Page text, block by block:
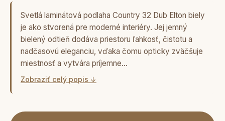
Svetlá laminátová podlaha Country 32 Dub Elton biely
je ako stvorená pre moderné interiéry. Jej jemný
bielený odtieň dodáva priestoru ľahkosť, čistotu a
nadčasovú eleganciu, vďaka čomu opticky zväčšuje
miestnosť a vytvára príjemne…
Zobraziť celý popis ↓